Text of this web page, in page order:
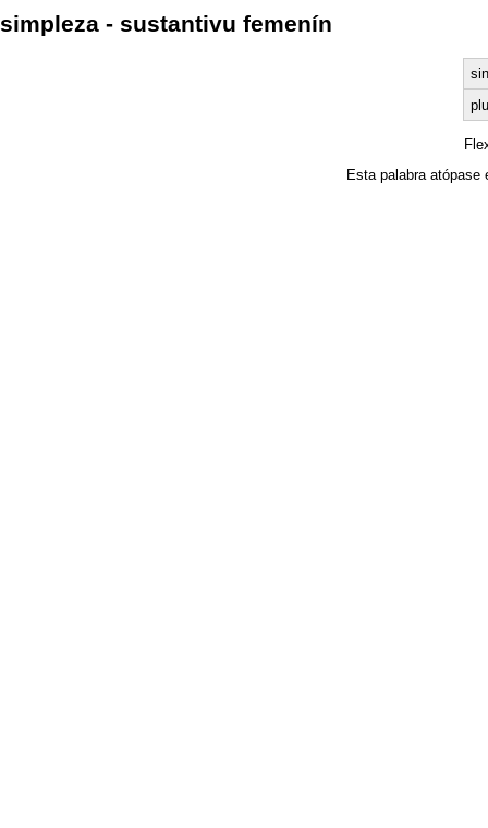
simpleza - sustantivu femenín
Esta palabra atópase